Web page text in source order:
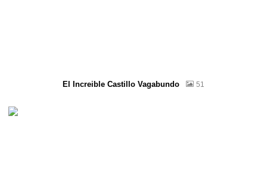
El Increible Castillo Vagabundo 51